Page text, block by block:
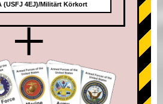
(USFJ 4EJ)/Militärt Körkort
+